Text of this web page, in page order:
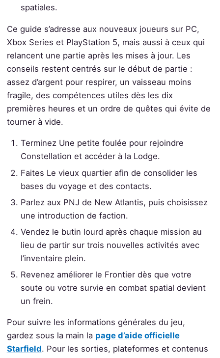
spatiales.
Ce guide s’adresse aux nouveaux joueurs sur PC,
Xbox Series et PlayStation 5, mais aussi à ceux qui
relancent une partie après les mises à jour. Les
conseils restent centrés sur le début de partie :
assez d’argent pour respirer, un vaisseau moins
fragile, des compétences utiles dès les dix
premières heures et un ordre de quêtes qui évite de
tourner à vide.
Terminez Une petite foulée pour rejoindre
Constellation et accéder à la Lodge.
Faites Le vieux quartier afin de consolider les
bases du voyage et des contacts.
Parlez aux PNJ de New Atlantis, puis choisissez
une introduction de faction.
Vendez le butin lourd après chaque mission au
lieu de partir sur trois nouvelles activités avec
l’inventaire plein.
Revenez améliorer le Frontier dès que votre
soute ou votre survie en combat spatial devient
un frein.
Pour suivre les informations générales du jeu,
gardez sous la main la page d’aide officielle
Starfield. Pour les sorties, plateformes et contenus